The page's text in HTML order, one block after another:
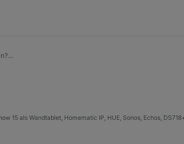
15 als Wandtablet, Homematic IP, HUE, Sonos, Echos,